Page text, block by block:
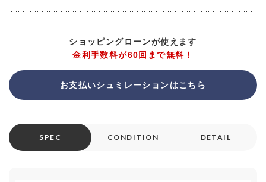
ショッピングローンが使えます
金利手数料が60回まで無料！
お支払いシュミレーションはこちら
SPEC CONDITION DETAIL